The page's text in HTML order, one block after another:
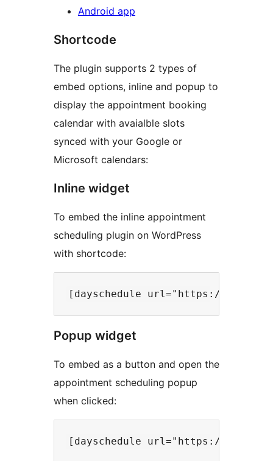
Android app
Shortcode
The plugin supports 2 types of
embed options, inline and popup to
display the appointment booking
calendar with avaialble slots
synced with your Google or
Microsoft calendars:
Inline widget
To embed the inline appointment
scheduling plugin on WordPress
with shortcode:
Popup widget
To embed as a button and open the
appointment scheduling popup
when clicked: